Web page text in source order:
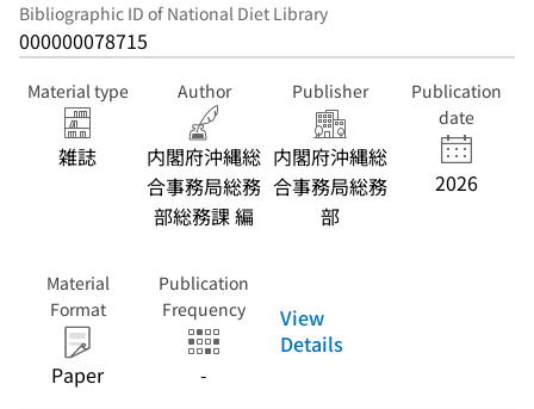
Bibliographic ID of National Diet Library
000000078715
Material type
雑誌
Author
内閣府沖縄総
合事務局総務
部総務課 編
Publisher
内閣府沖縄総
合事務局総務
部
Publication
date
2026
Material
Format
Paper
Publication
Frequency
-
View
Details